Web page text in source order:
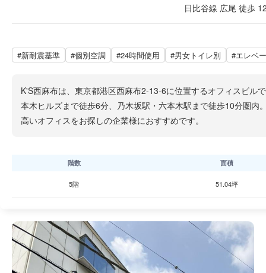
日比谷線 広尾 徒歩
#新耐震基準 #個別空調 #24時間使用 #男女トイレ別 #エレベ
K'S西麻布は、東京都港区西麻布2-13-6に位置するオフィスビル
本木ヒルズまで徒歩6分、乃木坂駅・六本木駅まで徒歩10分圏
高いオフィスをお探しの企業様におすすめです。
階数 面積
5階 51.04坪